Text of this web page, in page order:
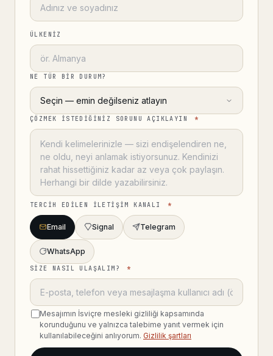
ÜLKENIZ
NE TÜR BIR DURUM?
ÇÖZMEK ISTEDIĞINIZ SORUNU AÇIKLAYIN *
TERCIH EDILEN ILETIŞIM KANALI *
Email Signal Telegram
WhatsApp
SIZE NASIL ULAŞALIM? *
Mesajımın İsviçre mesleki gizliliği kapsamında
korunduğunu ve yalnızca talebime yanıt vermek için
kullanılabileceğini anlıyorum. Gizlilik şartları